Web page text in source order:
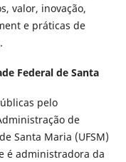
valor, inovação,
e práticas de
Federal de Santa
pelo
de
Santa Maria (UFSM)
é administradora da